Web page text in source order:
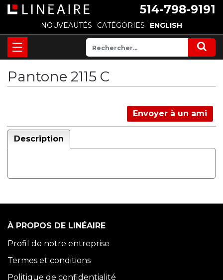
514-798-9191
NOUVEAUTÉS CATÉGORIES ENGLISH
Pantone 2115 C
Envoyer à un ami
Description
À PROPOS DE LINÉAIRE
Profil de notre entreprise
Termes et conditions
Politique de confidentialité